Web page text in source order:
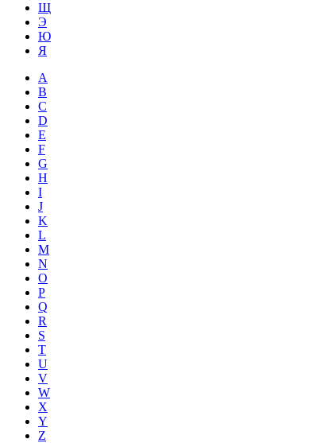
Щ
Э
Ю
Я
A
B
C
D
E
F
G
H
I
J
K
L
M
N
O
P
Q
R
S
T
U
V
W
X
Y
Z